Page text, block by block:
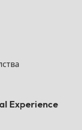
Experience